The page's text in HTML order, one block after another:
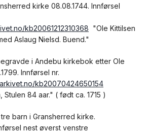
kirke 08.08.1744. Innførsel
kb20061212310368 "Ole Kittilsen
Aslaug Nielsd. Buend."
i Andebu kirkebok etter Ole
Innførsel nr.
kb20070424650154
Stulen 84 aar." ( født ca. 1715 )
barn i Gransherred kirke.
nest øverst venstre